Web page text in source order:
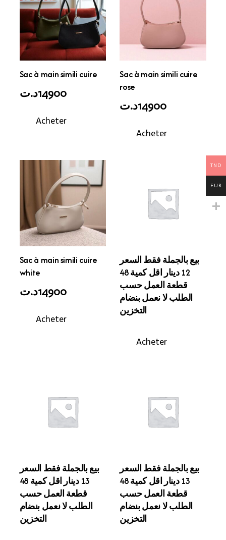
Sac à main simili cuire
14900د.ت
Acheter
Sac à main simili cuire
rose
14900د.ت
Acheter
Sac à main simili cuire
white
14900د.ت
Acheter
بيع بالجملة فقط السعر
12 دينار اقل كمية 48
قطعة العمل حسب
الطلب لا نعمل بنضام
التخزين
Acheter
بيع بالجملة فقط السعر
13 دينار اقل كمية 48
قطعة العمل حسب
الطلب لا نعمل بنضام
التخزين
بيع بالجملة فقط السعر
13 دينار اقل كمية 48
قطعة العمل حسب
الطلب لا نعمل بنضام
التخزين
TND
EUR